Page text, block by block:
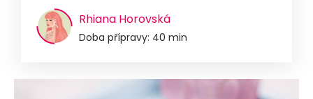
Rhiana Horovská
Doba přípravy: 40 min